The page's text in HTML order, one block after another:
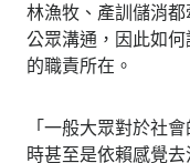
林漁牧、產訓儲消
公眾溝通，因此如
的職責所在。
「一般大眾對於社
時甚至是依賴感覺